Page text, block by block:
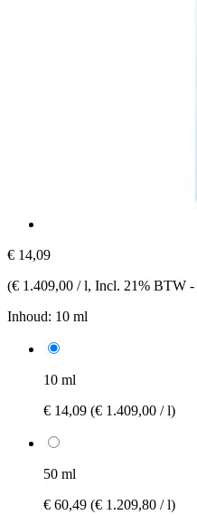
€ 14,09
(€ 1.409,00 / l, Incl. 21% BTW -
Inhoud: 10 ml
10 ml
€ 14,09 (€ 1.409,00 / l)
50 ml
€ 60,49 (€ 1.209,80 / l)